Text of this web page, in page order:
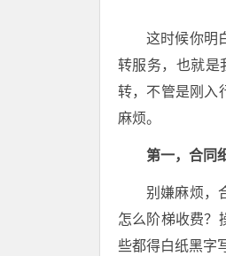
这时候你明
转服务，也就是
转，不管是刚入
麻烦。
第一，合同
别嫌麻烦，
怎么阶梯收费？
些都得白纸黑字